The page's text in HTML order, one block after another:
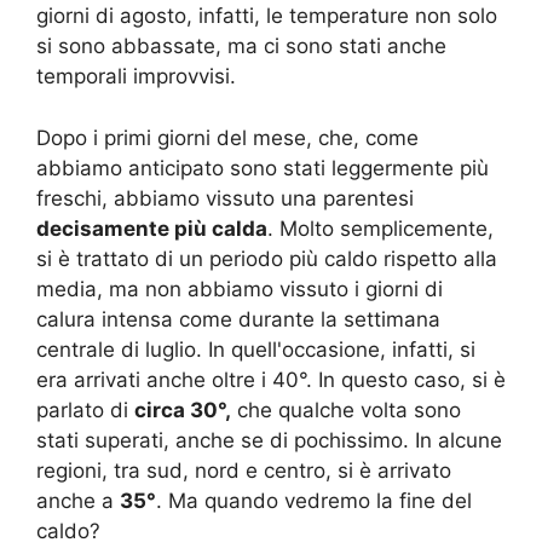
giorni di agosto, infatti, le temperature non solo
si sono abbassate, ma ci sono stati anche
temporali improvvisi.
Dopo i primi giorni del mese, che, come
abbiamo anticipato sono stati leggermente più
freschi, abbiamo vissuto una parentesi
decisamente più calda. Molto semplicemente,
si è trattato di un periodo più caldo rispetto alla
media, ma non abbiamo vissuto i giorni di
calura intensa come durante la settimana
centrale di luglio. In quell'occasione, infatti, si
era arrivati anche oltre i 40°. In questo caso, si è
parlato di circa 30°, che qualche volta sono
stati superati, anche se di pochissimo. In alcune
regioni, tra sud, nord e centro, si è arrivato
anche a 35°. Ma quando vedremo la fine del
caldo?